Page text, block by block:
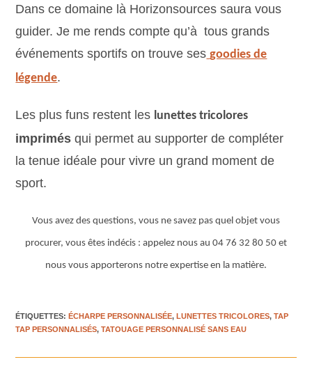
Dans ce domaine là Horizonsources saura vous
guider. Je me rends compte qu’à tous grands
événements sportifs on trouve ses goodies de
légende.
Les plus funs restent les lunettes tricolores
imprimés qui permet au supporter de compléter
la tenue idéale pour vivre un grand moment de
sport.
Vous avez des questions, vous ne savez pas quel objet vous
procurer, vous êtes indécis : appelez nous au 04 76 32 80 50 et
nous vous apporterons notre expertise en la matière.
ÉTIQUETTES:ÉCHARPE PERSONNALISÉE, LUNETTES TRICOLORES, TAP
TAP PERSONNALISÉS, TATOUAGE PERSONNALISÉ SANS EAU